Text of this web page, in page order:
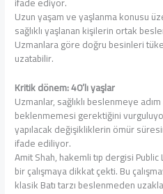
Uzun yaşam ve yaşlanma konusu
sağlıklı yaşlanan kişilerin ortak
Uzmanlara göre doğru besinleri
uzatabilir.
Kritik dönem: 40’lı yaşlar
Uzmanlar, sağlıklı beslenmeye
beklenmemesi gerektiğini
yapılacak değişikliklerin ömür
ifade ediliyor.
Amit Shah, hakemli tıp dergisi
bir çalışmaya dikkat çekti. Bu
klasik Batı tarzı beslenmeden